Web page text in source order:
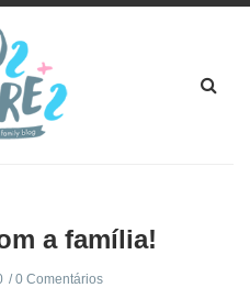
a família!
0 Comentários